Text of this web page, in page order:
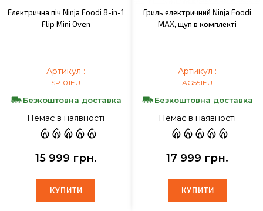
Електрична піч Ninja Foodi 8-in-1
Flip Mini Oven
Артикул :
SP101EU
Безкоштовна доставка
Немає в наявності
15 999 грн.
КУПИТИ
КУПИТИ
Гриль електричний Ninja Foodi
MAX, щуп в комплекті
Артикул :
AG551EU
Безкоштовна доставка
Немає в наявності
17 999 грн.
КУПИТИ
КУПИТИ